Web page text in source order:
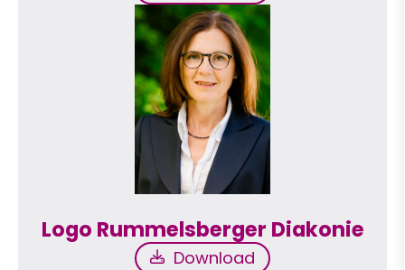
Download
Download
Logo Rummelsberger Diakonie